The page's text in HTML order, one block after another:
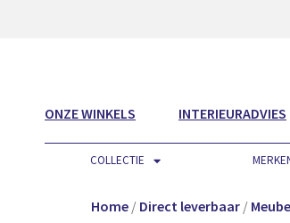
ONZE WINKELS INTERIEURADVIES
COLLECTIE
Home / Direct leverbaar /